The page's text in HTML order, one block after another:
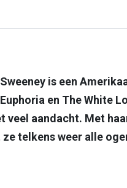
is een
en The White
aandacht. Met
telkens weer alle